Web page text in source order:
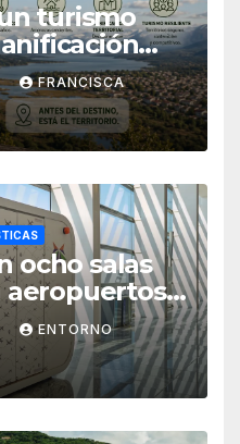
turismo
FRANCISCA
ocho salas
aeropuertos
ENTORNO